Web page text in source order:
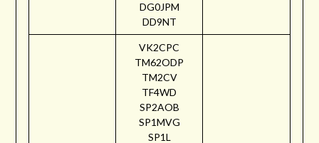
DG0JPM
DD9NT
VK2CPC
TM62ODP
TM2CV
TF4WD
SP2AOB
SP1MVG
SP1L